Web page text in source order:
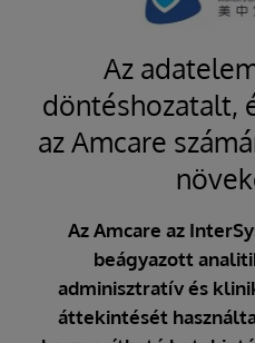
Az
döntéshozatalt,
az Amcare
Az Amcare az
beágyazott
adminisztratív és
áttekintését